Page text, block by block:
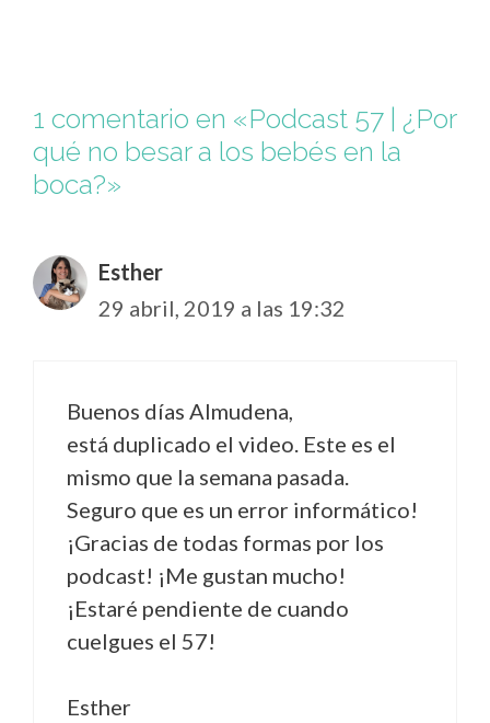
1 comentario en «Podcast 57 | ¿Por
qué no besar a los bebés en la
boca?»
Esther
29 abril, 2019 a las 19:32
Buenos días Almudena,
está duplicado el video. Este es el
mismo que la semana pasada.
Seguro que es un error informático!
¡Gracias de todas formas por los
podcast! ¡Me gustan mucho!
¡Estaré pendiente de cuando
cuelgues el 57!
Esther